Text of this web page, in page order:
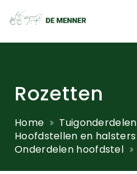
Rozetten
Home
Tuigonderdelen
Hoofdstellen en halsters
Onderdelen hoofdstel